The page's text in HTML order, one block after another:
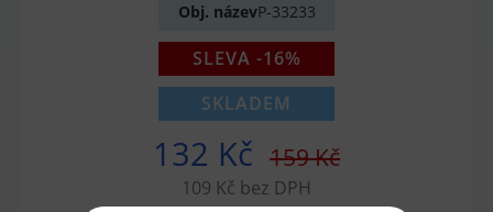
Obj. názevP-33233
SLEVA -16%
SKLADEM
132 Kč 159 Kč
109 Kč bez DPH